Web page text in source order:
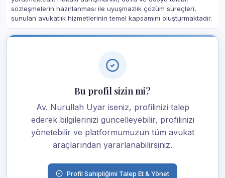
sözleşmelerin hazırlanması ile uyuşmazlık çözüm süreçleri,
sunulan avukatlık hizmetlerinin temel kapsamını oluşturmaktadır.
Bu profil sizin mi?
Av. Nurullah Uyar iseniz, profilinizi talep
ederek bilgilerinizi güncelleyebilir, profilinizi
yönetebilir ve platformumuzun tüm avukat
araçlarından yararlanabilirsiniz.
Profil Sahipliğimi Talep Et & Yönet